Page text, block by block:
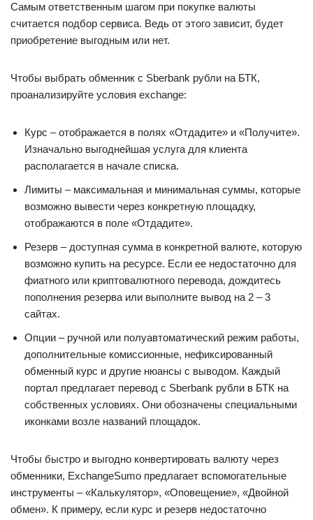
Самым ответственным шагом при покупке валюты
считается подбор сервиса. Ведь от этого зависит, будет
приобретение выгодным или нет.
Чтобы выбрать обменник с Sberbank рубли на БТК,
проанализируйте условия exchange:
Курс – отображается в полях «Отдадите» и «Получите».
Изначально выгоднейшая услуга для клиента
располагается в начале списка.
Лимиты – максимальная и минимальная суммы, которые
возможно вывести через конкретную площадку,
отображаются в поле «Отдадите».
Резерв – доступная сумма в конкретной валюте, которую
возможно купить на ресурсе. Если ее недостаточно для
фиатного или криптовалютного перевода, дождитесь
пополнения резерва или выполните вывод на 2 – 3
сайтах.
Опции – ручной или полуавтоматический режим работы,
дополнительные комиссионные, нефиксированный
обменный курс и другие нюансы с выводом. Каждый
портал предлагает перевод с Sberbank рубли в БТК на
собственных условиях. Они обозначены специальными
иконками возле названий площадок.
Чтобы быстро и выгодно конвертировать валюту через
обменники, ExchangeSumo предлагает вспомогательные
инструменты – «Калькулятор», «Оповещение», «Двойной
обмен». К примеру, если курс и резерв недостаточно